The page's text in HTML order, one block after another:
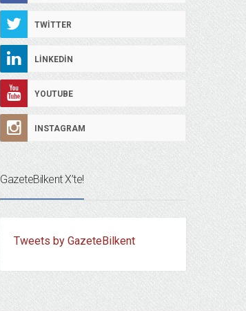
TWITTER
LINKEDIN
YOUTUBE
INSTAGRAM
GazeteBilkent X’te!
Tweets by GazeteBilkent